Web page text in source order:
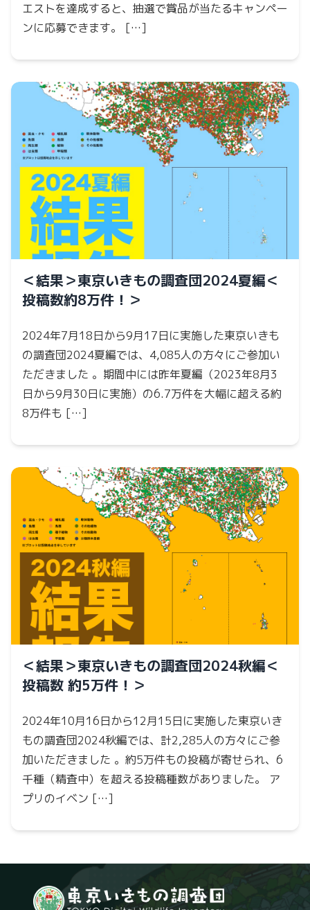
エストを達成すると、抽選で賞品が当たるキャンペー
ンに応募できます。 […]
＜結果＞東京いきもの調査団2024夏編＜
投稿数約8万件！＞
2024年7月18日から9月17日に実施した東京いきも
の調査団2024夏編では、4,085人の方々にご参加い
ただきました 。期間中には昨年夏編（2023年8月3
日から9月30日に実施）の6.7万件を大幅に超える約
8万件も […]
＜結果＞東京いきもの調査団2024秋編＜
投稿数 約5万件！＞
2024年10月16日から12月15日に実施した東京いき
もの調査団2024秋編では、計2,285人の方々にご参
加いただきました 。約5万件もの投稿が寄せられ、6
千種（精査中）を超える投稿種数がありました。 ア
プリのイベン […]